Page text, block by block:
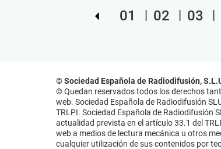
01 02 03
© Sociedad Española de Radiodifusión,
© Quedan reservados todos los derechos
web. Sociedad Española de Radiodifusión
TRLPI. Sociedad Española de Radiodifusión
actualidad prevista en el artículo 33.1 del
web a medios de lectura mecánica u otros
cualquier utilización de sus contenidos por